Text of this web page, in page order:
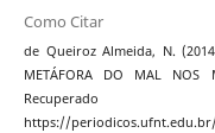
Como Citar
de Queiroz Almeida, N.
METÁFORA DO MAL NOS
https://